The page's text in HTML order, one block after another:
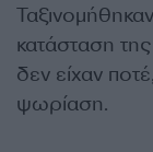
κατάσταση
δεν είχαν
ψωρίαση.